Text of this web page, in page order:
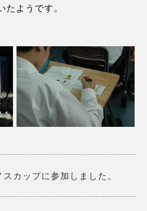
たようです。
スカップに参加しました。